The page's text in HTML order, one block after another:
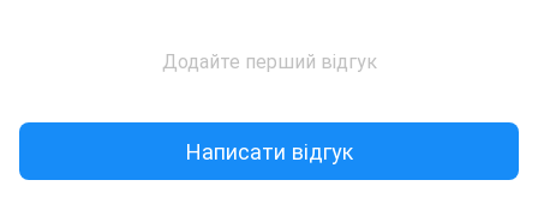
Додайте перший відгук
Написати відгук